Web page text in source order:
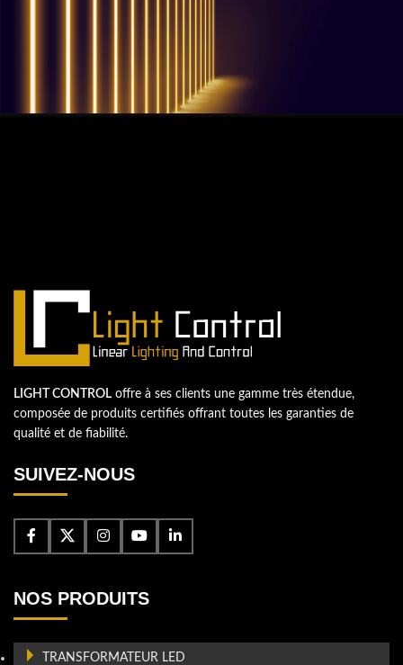
LIGHT CONTROL offre à ses clients une gamme très étendue,
composée de produits certifiés offrant toutes les garanties de
qualité et de fiabilité.
SUIVEZ-NOUS
NOS PRODUITS
TRANSFORMATEUR LED